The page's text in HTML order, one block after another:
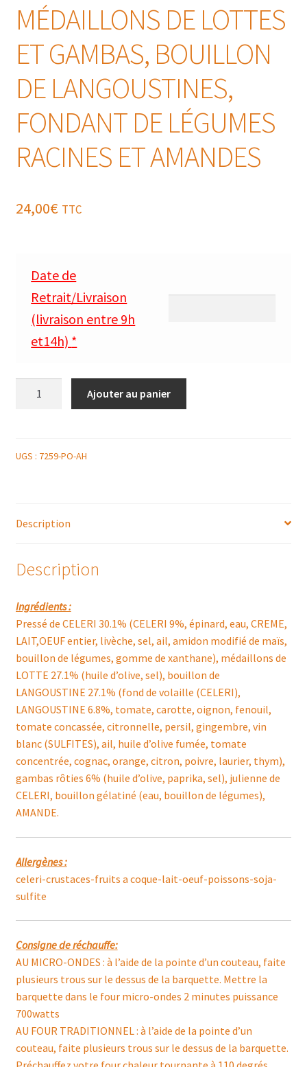
MÉDAILLONS DE LOTTES
ET GAMBAS, BOUILLON
DE LANGOUSTINES,
FONDANT DE LÉGUMES
RACINES ET AMANDES
24,00€ TTC
Date de
Retrait/Livraison
(livraison entre 9h
et14h) *
LOTTES
DE
DE
RACINES
ET
AMANDES
Ajouter au panier
UGS : 7259-PO-AH
Description
Description
Ingrédients :
Pressé de CELERI 30.1% (CELERI 9%, épinard, eau, CREME,
LAIT,OEUF entier, livèche, sel, ail, amidon modifié de maïs,
bouillon de légumes, gomme de xanthane), médaillons de
LOTTE 27.1% (huile d’olive, sel), bouillon de
LANGOUSTINE 27.1% (fond de volaille (CELERI),
LANGOUSTINE 6.8%, tomate, carotte, oignon, fenouil,
tomate concassée, citronnelle, persil, gingembre, vin
blanc (SULFITES), ail, huile d’olive fumée, tomate
concentrée, cognac, orange, citron, poivre, laurier, thym),
gambas rôties 6% (huile d’olive, paprika, sel), julienne de
CELERI, bouillon gélatiné (eau, bouillon de légumes),
AMANDE.
Allergènes :
celeri-crustaces-fruits a coque-lait-oeuf-poissons-soja-
sulfite
Consigne de réchauffe:
AU MICRO-ONDES : à l’aide de la pointe d’un couteau, faite
plusieurs trous sur le dessus de la barquette. Mettre la
barquette dans le four micro-ondes 2 minutes puissance
700watts
AU FOUR TRADITIONNEL : à l’aide de la pointe d’un
couteau, faite plusieurs trous sur le dessus de la barquette.